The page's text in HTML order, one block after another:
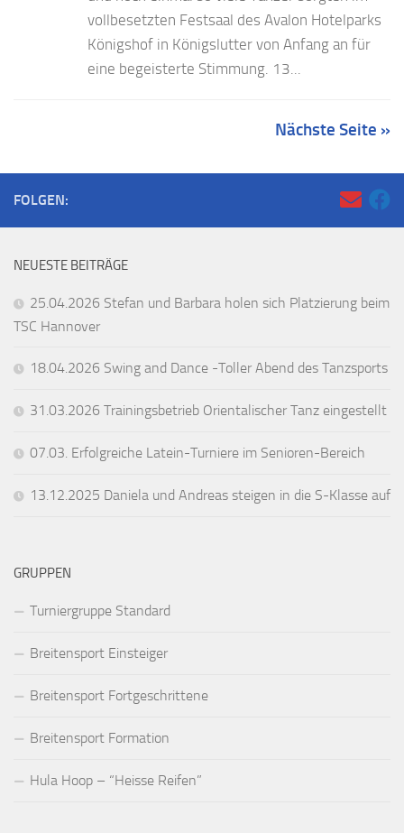
vollbesetzten Festsaal des Avalon Hotelparks
Königshof in Königslutter von Anfang an für
eine begeisterte Stimmung. 13...
Nächste Seite »
FOLGEN:
NEUESTE BEITRÄGE
25.04.2026 Stefan und Barbara holen sich Platzierung beim
TSC Hannover
18.04.2026 Swing and Dance -Toller Abend des Tanzsports
31.03.2026 Trainingsbetrieb Orientalischer Tanz eingestellt
07.03. Erfolgreiche Latein-Turniere im Senioren-Bereich
13.12.2025 Daniela und Andreas steigen in die S-Klasse auf
GRUPPEN
Turniergruppe Standard
Breitensport Einsteiger
Breitensport Fortgeschrittene
Breitensport Formation
Hula Hoop – “Heisse Reifen”